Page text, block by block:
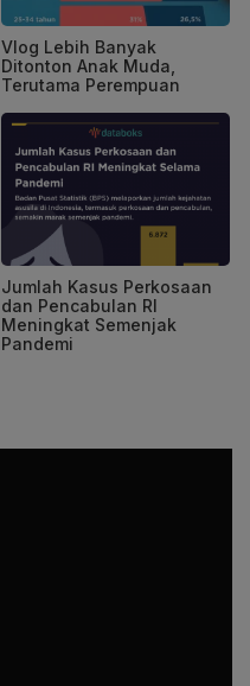
Vlog Lebih Banyak
Ditonton Anak Muda,
Terutama Perempuan
Jumlah Kasus Perkosaan
dan Pencabulan RI
Meningkat Semenjak
Pandemi